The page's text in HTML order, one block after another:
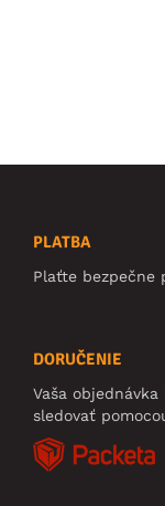
PLATBA
Plaťte bezpečne
DORUČENIE
Vaša
sledovať